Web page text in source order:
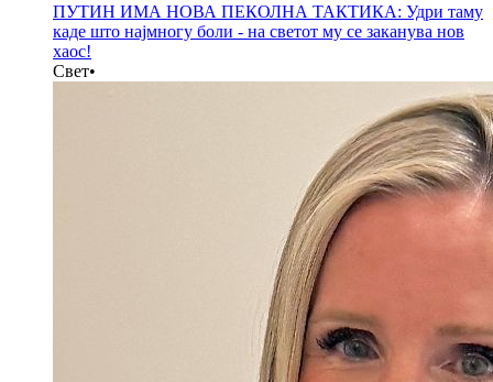
ПУТИН ИМА НОВА ПЕКОЛНА ТАКТИКА: Удри таму
каде што најмногу боли - на светот му се заканува нов
хаос!
Свет•